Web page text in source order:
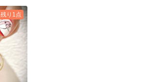
残り1点